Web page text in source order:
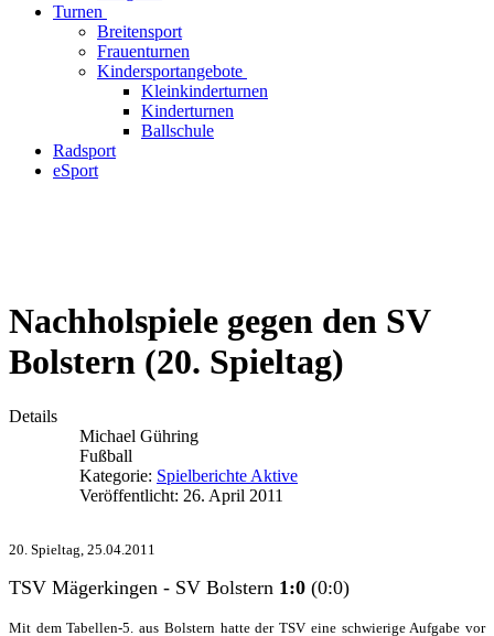
Turnen
Breitensport
Frauenturnen
Kindersportangebote
Kleinkinderturnen
Kinderturnen
Ballschule
Radsport
eSport
Nachholspiele gegen den SV
Bolstern (20. Spieltag)
Details
Michael Gühring
Fußball
Kategorie: Spielberichte Aktive
Veröffentlicht: 26. April 2011
20. Spieltag, 25.04.2011
TSV Mägerkingen - SV Bolstern 1:0 (0:0)
Mit dem Tabellen-5. aus Bolstern hatte der TSV eine schwierige Aufgabe vor